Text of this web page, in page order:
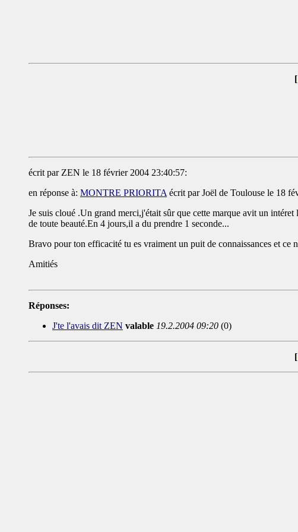
[
écrit par ZEN le 18 février 2004 23:40:57:
en réponse à: MONTRE PRIORITA écrit par Joël de Toulouse le 18
Je suis cloué .Un grand merci,j'était sûr que cette marque avit un
de toute beauté.En 4 jours,il a du prendre 1 seconde...
Bravo pour ton efficacité tu es vraiment un puit de connaissances et ce
Amitiés
Réponses:
J'te l'avais dit ZEN valable 19.2.2004 09:20 (0)
[